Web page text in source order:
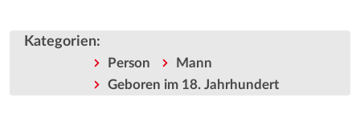
Kategorien:
Person
Mann
Geboren im 18. Jahrhundert